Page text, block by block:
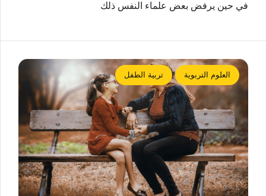
في حين يرفض بعض علماء النفس ذلك
العلوم التربوية تربية الطفل